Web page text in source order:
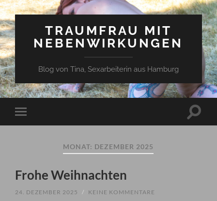
TRAUMFRAU MIT
NEBENWIRKUNGEN
Blog von Tina, Sexarbeiterin aus Hamburg
Mobile-
Menü
MONAT: DEZEMBER 2025
Frohe Weihnachten
24. DEZEMBER 2025 / KEINE KOMMENTARE